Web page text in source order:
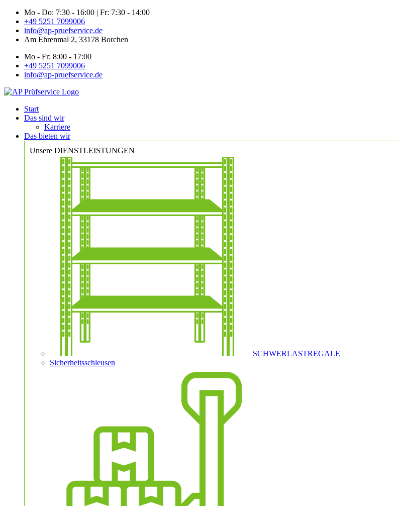
Zum
Inhalt
springen
Mo - Do: 7:30 - 16:00 | Fr: 7:30 - 14:00
+49 5251 7099006
info@ap-pruefservice.de
Am Ehrenmal 2, 33178 Borchen
Mo - Fr: 8:00 - 17:00
+49 5251 7099006
info@ap-pruefservice.de
Start
Das sind wir
Karriere
Das bieten wir
Unsere DIENSTLEISTUNGEN
SCHWERLASTREGALE
Sicherheitsschleusen